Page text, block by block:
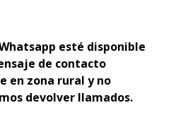
esté disponible
de contacto
en zona rural y no
devolver llamados.